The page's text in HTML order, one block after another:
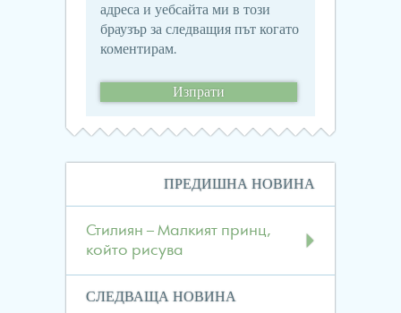
адреса и уебсайта ми в този
браузър за следващия път когато
коментирам.
Навигация
в
публикациите
ПРЕДИШНА НОВИНА
Стилиян – Малкият принц,
който рисува
СЛЕДВАЩА НОВИНА